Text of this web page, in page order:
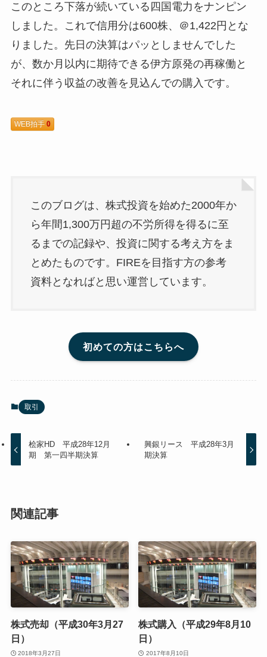
このところ下落が続いている四国電力をナンピン
しました。これで信用分は600株、＠1,422円とな
りました。先日の決算はパッとしませんでした
が、数か月以内に期待できる伊方原発の再稼働と
それに伴う収益の改善を見込んでの購入です。
WEB拍手 0
このブログは、株式投資を始めた2000年か
ら年間1,300万円超の不労所得を得るに至
るまでの記録や、投資に関する考え方をま
とめたものです。FIREを目指す方の参考
資料となればと思い運営しています。
初めての方はこちらへ
取引
桧家HD 平成28年12月
期 第一四半期決算
興銀リース 平成28年3月
期決算
関連記事
株式売却（平成30年3月27
日）
2018年3月27日
株式購入（平成29年8月10
日）
2017年8月10日